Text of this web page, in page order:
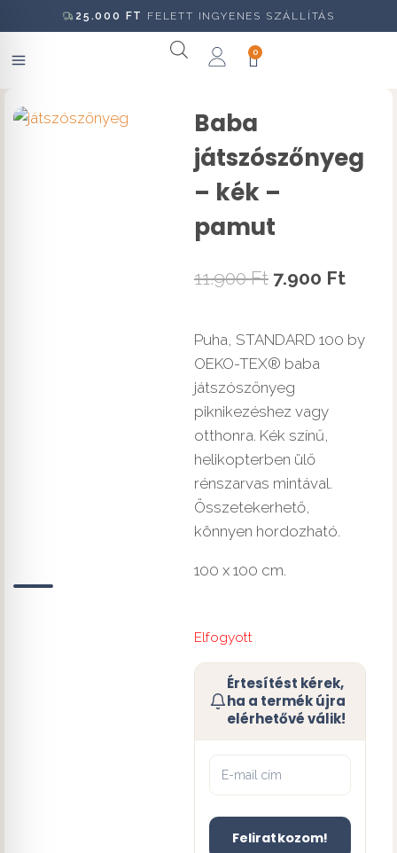
25.000 FT FELETT INGYENES SZÁLLÍTÁS
0
Baba
játszószőnyeg
– kék –
pamut
11.900Ft 7.900 Ft
Puha, STANDARD 100 by
OEKO-TEX® baba
játszószőnyeg
piknikezéshez vagy
otthonra. Kék színű,
helikopterben ülő
rénszarvas mintával.
Összetekerhető,
könnyen hordozható.
100 x 100 cm.
Elfogyott
Értesítést kérek,
ha a termék újra
elérhetővé válik!
Feliratkozom!